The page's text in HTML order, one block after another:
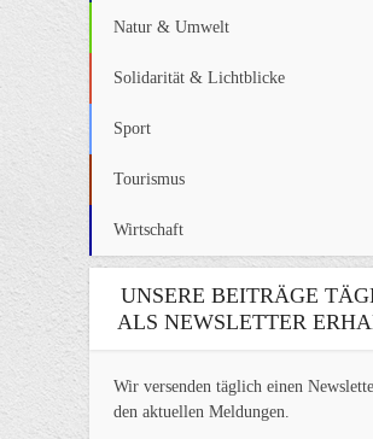
Natur & Umwelt
Solidarität & Lichtblicke
Sport
Tourismus
Wirtschaft
UNSERE BEITRÄGE
ALS NEWSLETTER
Wir versenden täglich einen
den aktuellen Meldungen.